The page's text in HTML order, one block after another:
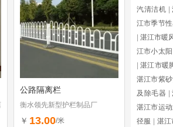
公路隔离栏
衡水领先新型护栏制品厂
￥ 13.00/米
汽清洁机
江市季节
湛江市暖
江市小太阳
湛江市暖
湛江市紫
及除毛器
湛江市运
径服
湛